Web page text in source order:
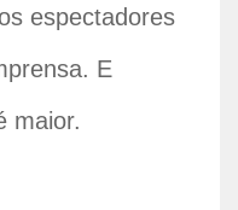
espectadores
E
maior.